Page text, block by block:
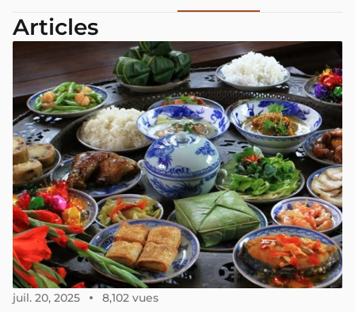
Articles
juil. 20, 2025 8,102 vues